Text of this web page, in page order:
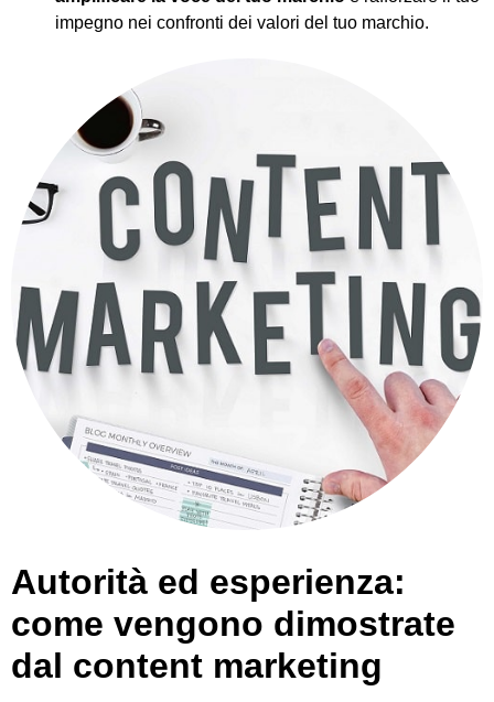
impegno nei confronti dei valori del tuo marchio.
Autorità ed esperienza:
come vengono dimostrate
dal content marketing